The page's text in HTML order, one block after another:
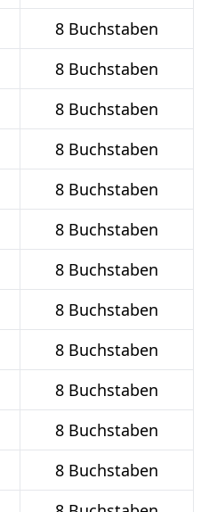
8 Buchstaben
8 Buchstaben
8 Buchstaben
8 Buchstaben
8 Buchstaben
8 Buchstaben
8 Buchstaben
8 Buchstaben
8 Buchstaben
8 Buchstaben
8 Buchstaben
8 Buchstaben